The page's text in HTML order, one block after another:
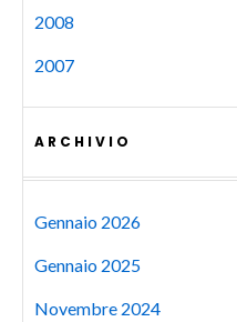
2008
2007
ARCHIVIO
Gennaio 2026
Gennaio 2025
Novembre 2024